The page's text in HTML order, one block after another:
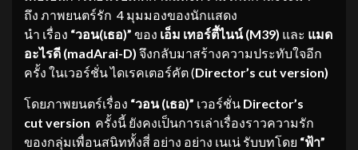
ถึง ภาพยนตร์รัก 4 มุมมองของนักแสดง
นำ เรื่อง “วอน(เธอ)” ของ เอ็ม เทอร์ตี้ไนน์(M39) และ แมด
อะไรดี (madArai-D) จึงกลับมาสร้างความประทับใจอีก
ครั้ง ในเวอร์ชั่น ไดเรคเตอร์คัต (Director’s cut version)
โดยภาพยนตร์เรื่อง “วอน (เธอ)” เวอร์ชั่น Director’s
cut version ครั้งนี้ ยังคงเป็นการเล่าเรื่องราวความรัก
ของกลุ่มเพื่อนสนิททั้งสี่ อย่าง อย่าง เนเน่ รับบทโดย “ฟ้า”